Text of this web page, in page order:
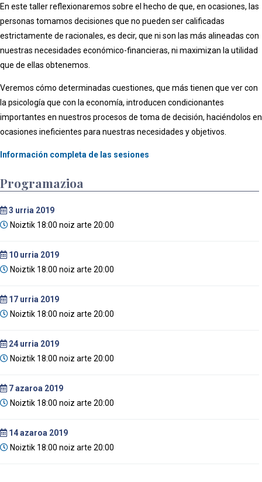
En este taller reflexionaremos sobre el hecho de que, en ocasiones, las
personas tomamos decisiones que no pueden ser calificadas
estrictamente de racionales, es decir, que ni son las más alineadas con
nuestras necesidades económico-financieras, ni maximizan la utilidad
que de ellas obtenemos.
Veremos cómo determinadas cuestiones, que más tienen que ver con
la psicología que con la economía, introducen condicionantes
importantes en nuestros procesos de toma de decisión, haciéndolos en
ocasiones ineficientes para nuestras necesidades y objetivos.
Información completa de las sesiones
Programazioa
3 urria 2019
Noiztik 18:00 noiz arte 20:00
10 urria 2019
Noiztik 18:00 noiz arte 20:00
17 urria 2019
Noiztik 18:00 noiz arte 20:00
24 urria 2019
Noiztik 18:00 noiz arte 20:00
7azaroa 2019
Noiztik 18:00 noiz arte 20:00
14azaroa 2019
Noiztik 18:00 noiz arte 20:00